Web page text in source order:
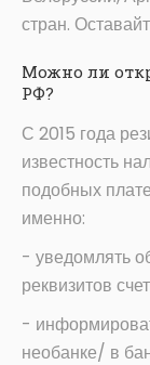
стран.
Можно ли
РФ?
С 2015 года
известность
подобных
именно:
- уведомлять
реквизитов
-
необанке/ в